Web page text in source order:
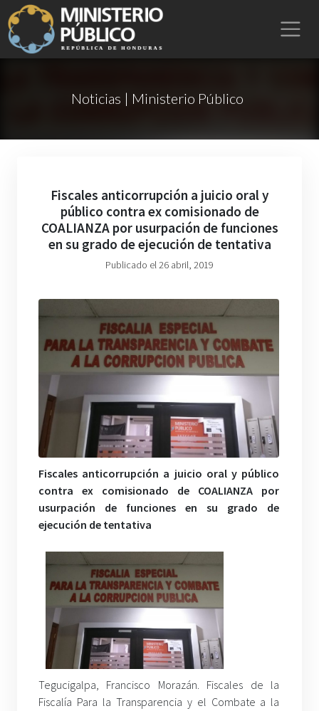
Noticias | Ministerio Público
Fiscales anticorrupción a juicio oral y
público contra ex comisionado de
COALIANZA por usurpación de funciones
en su grado de ejecución de tentativa
Publicado el 26 abril, 2019
Fiscales anticorrupción a juicio oral y público
contra ex comisionado de COALIANZA por
usurpación de funciones en su grado de
ejecución de tentativa
Tegucigalpa, Francisco Morazán. Fiscales de la
Fiscalía Para la Transparencia y el Combate a la